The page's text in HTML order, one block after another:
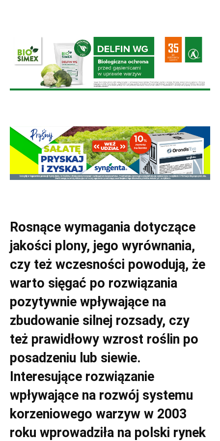
Rosnące wymagania dotyczące
jakości plony, jego wyrównania,
czy też wczesności powodują, że
warto sięgać po rozwiązania
pozytywnie wpływające na
zbudowanie silnej rozsady, czy
też prawidłowy wzrost roślin po
posadzeniu lub siewie.
Interesujące rozwiązanie
wpływające na rozwój systemu
korzeniowego warzyw w 2003
roku wprowadziła na polski rynek